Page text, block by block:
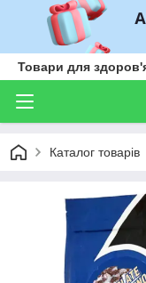
Товари для
Каталог товарів